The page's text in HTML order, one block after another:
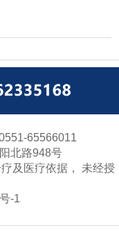
诊号，因为人
效果，我家孩
65566011
北路948号
及医疗依据， 未经授
-1